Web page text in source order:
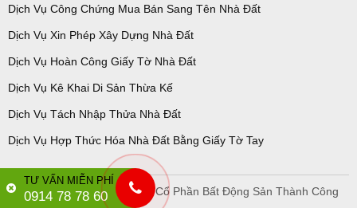
Dịch Vụ Công Chứng Mua Bán Sang Tên Nhà Đất
Dịch Vụ Xin Phép Xây Dựng Nhà Đất
Dịch Vụ Hoàn Công Giấy Tờ Nhà Đất
Dịch Vụ Kê Khai Di Sản Thừa Kế
Dịch Vụ Tách Nhập Thửa Nhà Đất
Dịch Vụ Hợp Thức Hóa Nhà Đất Bằng Giấy Tờ Tay
Copyright © 2018 Công Ty Cổ Phần Bất Động Sản Thành Công
TƯ VẤN MIỄN PHÍ
0914 78 78 60